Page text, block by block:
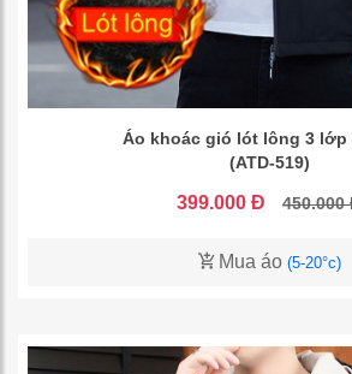
Áo khoác gió lót lông 3 lớp
(ATD-519)
399.000 Đ 450.000
Mua áo (5-20°c)